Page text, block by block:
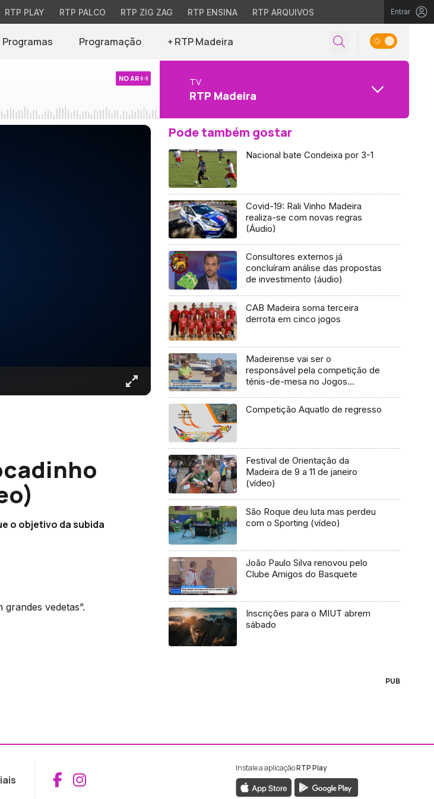
RTP PLAY RTP PALCO RTP ZIG ZAG RTP ENSINA RTP ARQUIVOS Entrar
Programas Programação + RTP Madeira
NO AR TV
RTP Madeira
o objetivo da subida
grandes vedetas”.
Pode também gostar
Nacional bate Condeixa por 3-1
Covid-19: Rali Vinho Madeira
realiza-se com novas regras
(Áudio)
Consultores externos já
concluíram análise das propostas
de investimento (áudio)
CAB Madeira soma terceira
derrota em cinco jogos
Madeirense vai ser o
responsável pela competição de
ténis-de-mesa no Jogos
Competição Aquatlo de regresso
Festival de Orientação da
Madeira de 9 a 11 de janeiro
(vídeo)
São Roque deu luta mas perdeu
com o Sporting (vídeo)
João Paulo Silva renovou pelo
Clube Amigos do Basquete
Inscrições para o MIUT abrem
sábado
PUB
Aceder ao Facebook da RTP Madeira
Aceder ao Instagram da RTP Madeira
Instale a aplicaçãoRTP Play